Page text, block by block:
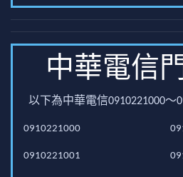
中華電信
以下為中華電信0910221000～
0910221000
0910221001